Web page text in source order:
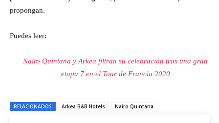
propongan.
Puedes leer:
Nairo Quintana y Arkea filtran su celebración tras una gran
etapa 7 en el Tour de Francia 2020
RELACIONADOS Arkea B&B Hotels Nairo Quintana